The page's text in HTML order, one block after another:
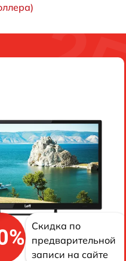
Скидка по
предварительной
записи на сайте